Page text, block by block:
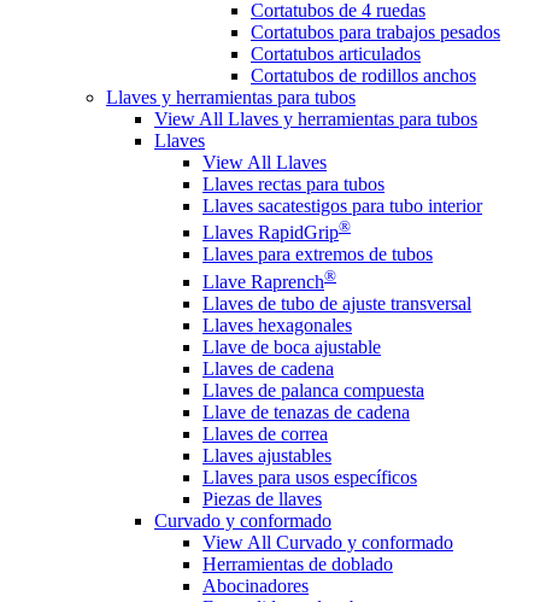
Cortatubos de 4 ruedas
Cortatubos para trabajos pesados
Cortatubos articulados
Cortatubos de rodillos anchos
Llaves y herramientas para tubos
View All Llaves y herramientas para tubos
Llaves
View All Llaves
Llaves rectas para tubos
Llaves sacatestigos para tubo interior
Llaves RapidGrip®
Llaves para extremos de tubos
Llave Raprench®
Llaves de tubo de ajuste transversal
Llaves hexagonales
Llave de boca ajustable
Llaves de cadena
Llaves de palanca compuesta
Llave de tenazas de cadena
Llaves de correa
Llaves ajustables
Llaves para usos específicos
Piezas de llaves
Curvado y conformado
View All Curvado y conformado
Herramientas de doblado
Abocinadores